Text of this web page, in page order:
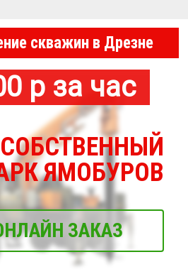
скважин в Дрезне
р за час
ЯМОБУРОВ
ЗАКАЗ